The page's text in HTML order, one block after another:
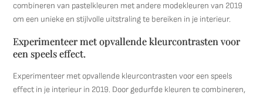
combineren van pastelkleuren met andere modekleuren van 2019
om een unieke en stijlvolle uitstraling te bereiken in je interieur.
Experimenteer met opvallende kleurcontrasten voor
een speels effect.
Experimenteer met opvallende kleurcontrasten voor een speels
effect in je interieur in 2019. Door gedurfde kleuren te combineren,